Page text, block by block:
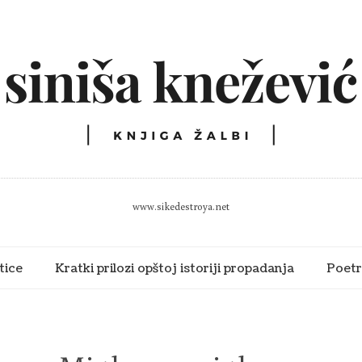
www.sikedestroya.net
Kratki prilozi opštoj istoriji propadanja